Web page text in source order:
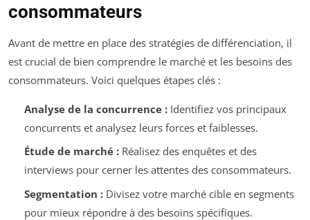
consommateurs
Avant de mettre en place des stratégies de différenciation, il
est crucial de bien comprendre le marché et les besoins des
consommateurs. Voici quelques étapes clés :
Analyse de la concurrence :Identifiez vos principaux
concurrents et analysez leurs forces et faiblesses.
Étude de marché :Réalisez des enquêtes et des
interviews pour cerner les attentes des consommateurs.
Segmentation :Divisez votre marché cible en segments
pour mieux répondre à des besoins spécifiques.